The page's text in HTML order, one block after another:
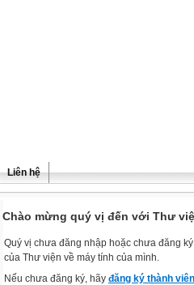
Liên hệ
Chào mừng quý vị đến với Thư
Quý vị chưa đăng nhập hoặc chưa đăng
của Thư viện về máy tính của mình.
Nếu chưa đăng ký, hãy đăng ký thành